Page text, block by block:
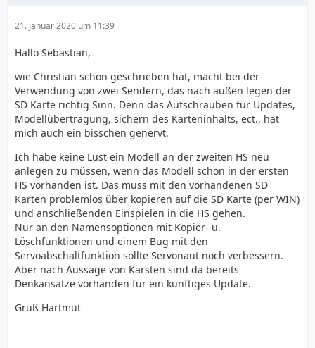
21. Januar 2020 um 11:39
Hallo Sebastian,
wie Christian schon geschrieben hat, macht bei der
Verwendung von zwei Sendern, das nach außen legen der
SD Karte richtig Sinn. Denn das Aufschrauben für Updates,
Modellübertragung, sichern des Karteninhalts, ect., hat
mich auch ein bisschen genervt.
Ich habe keine Lust ein Modell an der zweiten HS neu
anlegen zu müssen, wenn das Modell schon in der ersten
HS vorhanden ist. Das muss mit den vorhandenen SD
Karten problemlos über kopieren auf die SD Karte (per WIN)
und anschließenden Einspielen in die HS gehen.
Nur an den Namensoptionen mit Kopier- u.
Löschfunktionen und einem Bug mit den
Servoabschaltfunktion sollte Servonaut noch verbessern.
Aber nach Aussage von Karsten sind da bereits
Denkansätze vorhanden für ein künftiges Update.
Gruß Hartmut